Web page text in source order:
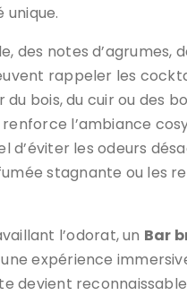
unique.
des notes d’agrumes,
rappeler les
du bois, du cuir ou des
l’ambiance
d’éviter les odeurs
stagnante ou les
l’odorat, un Bar
expérience
devient